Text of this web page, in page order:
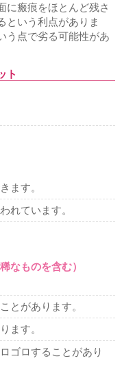
に瘢痕をほとんど残さ
という利点がありま
う点で劣る可能性があ
ト
ます。
れています。
なものを含む）
とがあります。
ます。
ゴロすることがあり